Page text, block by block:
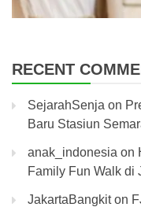
RECENT
SejarahSenja on
Baru Stasiun
anak_indonesia on
Family Fun Walk di
JakartaBangkiton